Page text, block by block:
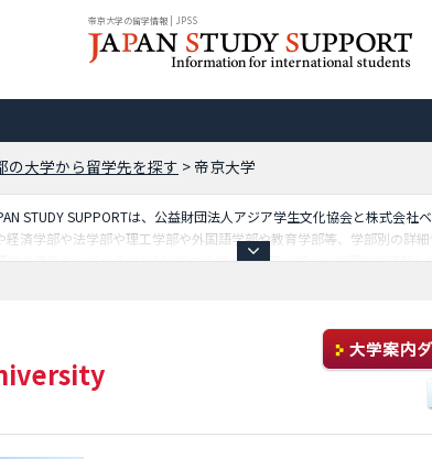
帝京大学の留学情報 | JPSS
の大学から留学先を探す > 帝京大学
STUDY SUPPORTは、公益財団法人アジア学生文化協会と株式会
済学部や法学部や理工学部や外国語学部や教育学部等、学部別の詳
生募集をしている約1,300校の大学・大学院・短大・専門学校情報も